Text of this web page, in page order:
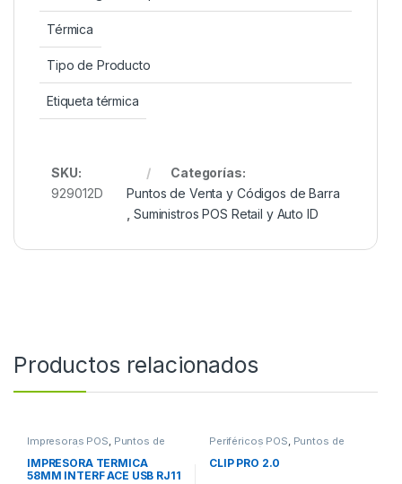
Térmica
Tipo de Producto
Etiqueta térmica
SKU:
929012D
Categorías:
Puntos de Venta y Códigos de Barra
,Suministros POS Retail y Auto ID
Productos relacionados
Impresoras POS, Puntos de
Venta y Códigos de Barra
IMPRESORA TERMICA
58MM INTERF ACE USB RJ11
Periféricos POS, Puntos de
Venta y Códigos de Barra
CLIP PRO 2.0